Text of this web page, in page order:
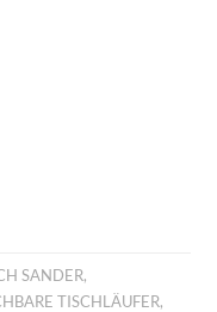
SANDER,
TISCHLÄUFER,